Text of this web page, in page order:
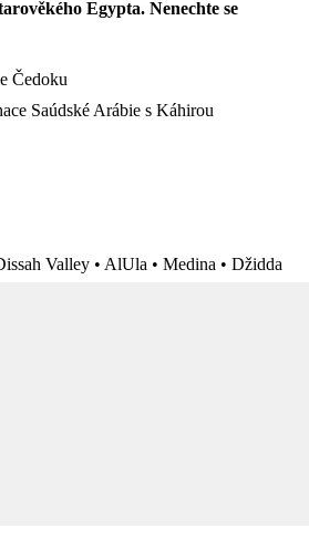
Egypta. Nenechte se
Čedoku
Saúdské Arábie s Káhirou
Valley • AlUla • Medina • Džidda